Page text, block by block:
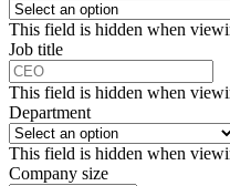
This field is hidden when
Job title
This field is hidden when
Department
This field is hidden when
Company size